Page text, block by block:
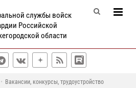
службы войск
Российской
области
Вакансии, конкурсы, трудоустройство